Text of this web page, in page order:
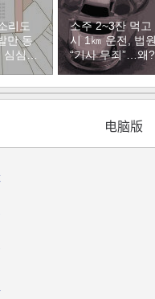
리도
만 동
심해
1등”
소주 2~3잔 먹고
시 1㎞ 운전, 법
“기사 무죄”…왜?
电脑版